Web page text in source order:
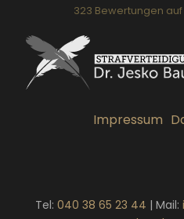
323 Bewertungen
Impressum
Tel: 040 38 65 23 44 | Mail: